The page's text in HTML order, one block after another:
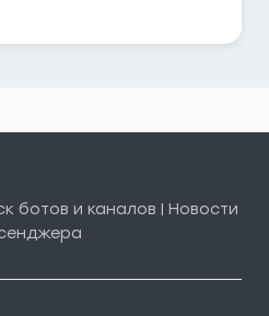
ботов и каналов | Новости